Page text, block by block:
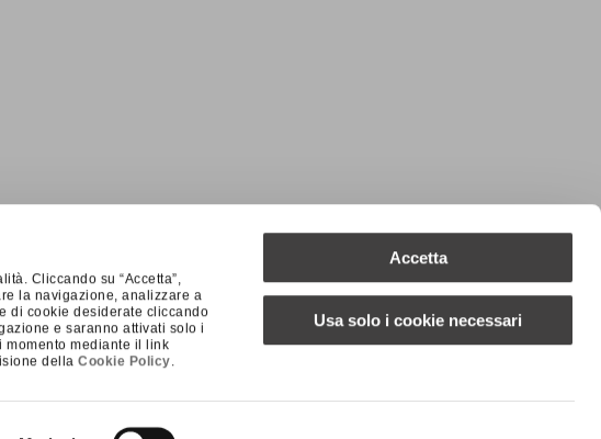
Cliccando su “Accetta”,
la navigazione, analizzare a
di cookie desiderate cliccando
e saranno attivati solo i
momento mediante il link
dellaCookie Policy.
Accetta
Usa solo i cookie necessari
SUCCESSIVO